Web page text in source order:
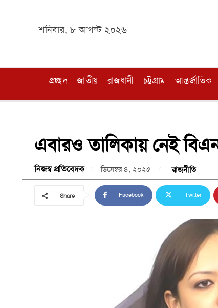
শনিবার, ৮ আগস্ট ২০২৬
প্রচ্ছদ জাতীয় রাজধানী চট্টগ্রাম আন্তর্জাতিক
এবারও তালিকায় নেই
নিজস্ব প্রতিবেদক ডিসেম্বর ৪, ২০২৫ রাজনীতি
Share Facebook Twitter